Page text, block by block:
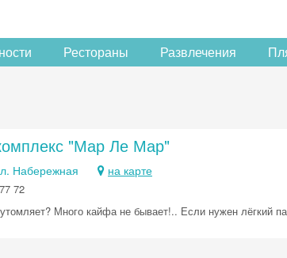
Рестораны Развлечения
"Мар Ле Мар"
Набережная на карте
72
Много кайфа не бывает!.. Если нужен лёгкий